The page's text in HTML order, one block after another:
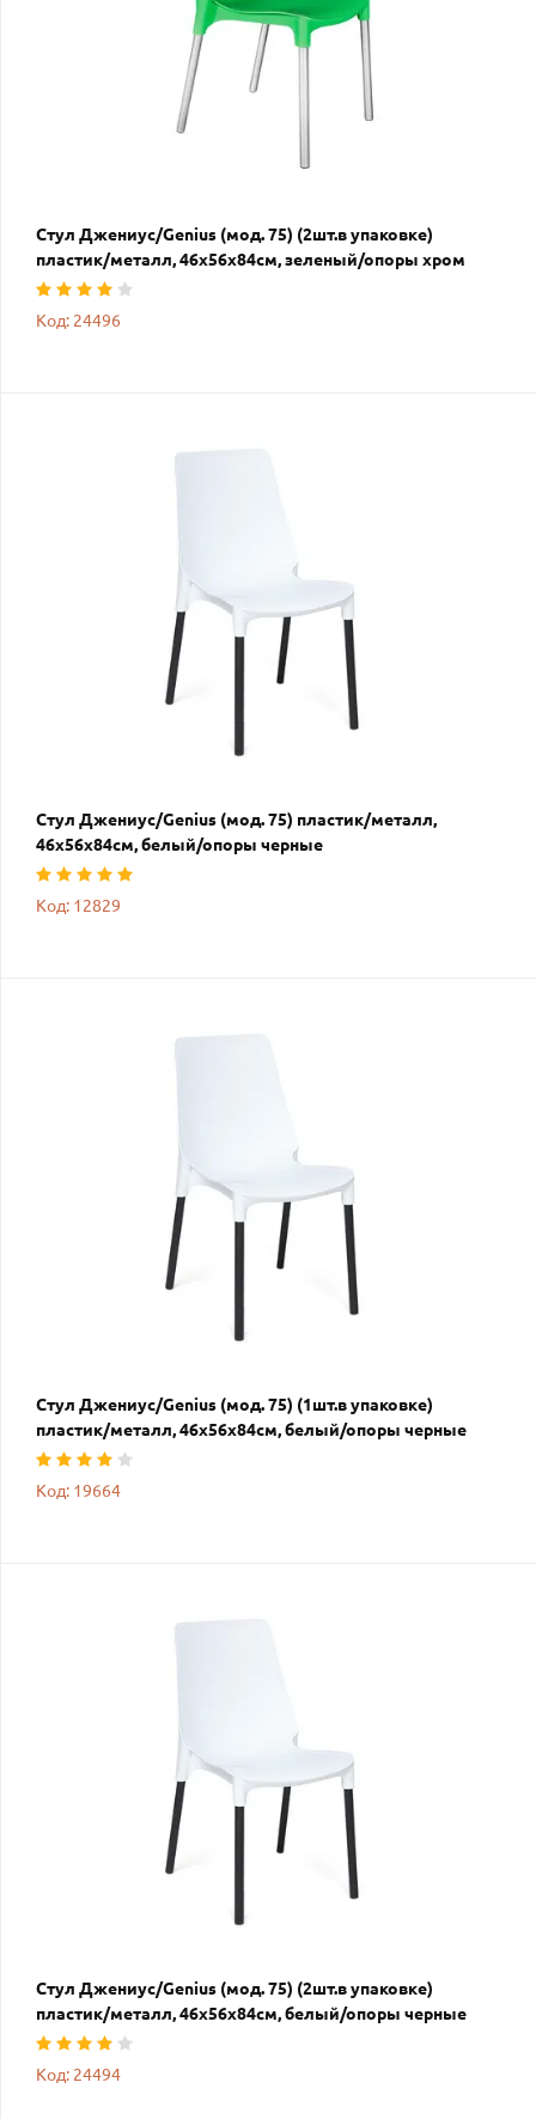
Стул Джениус/Genius (мод. 75) (2шт.в упаковке)
пластик/металл, 46x56x84cм, зеленый/опоры хром
Код: 24496
Стул Джениус/Genius (мод. 75) пластик/металл,
46x56x84cм, белый/опоры черные
Код: 12829
Стул Джениус/Genius (мод. 75) (1шт.в упаковке)
пластик/металл, 46x56x84cм, белый/опоры черные
Код: 19664
Стул Джениус/Genius (мод. 75) (2шт.в упаковке)
пластик/металл, 46x56x84cм, белый/опоры черные
Код: 24494